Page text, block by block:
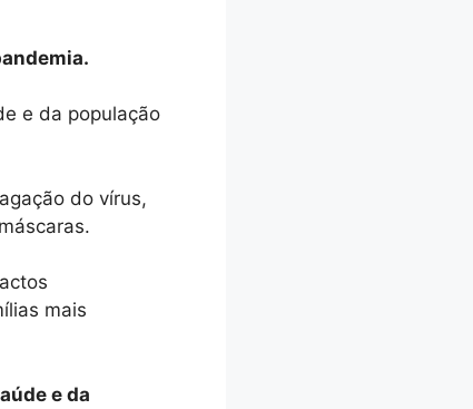
e da população
do vírus,
mais
e da